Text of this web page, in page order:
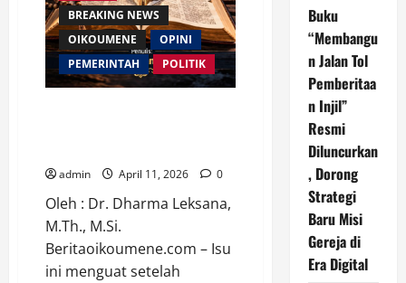
BREAKING NEWS
OIKOUMENE
OPINI
PEMERINTAH
POLITIK
admin April 11, 2026 0
Oleh : Dr. Dharma Leksana,
M.Th., M.Si.
Beritaoikoumene.com – Isu
ini menguat setelah
Buku
“Membangu
n Jalan Tol
Pemberitaa
n Injil”
Resmi
Diluncurkan
, Dorong
Strategi
Baru Misi
Gereja di
Era Digital